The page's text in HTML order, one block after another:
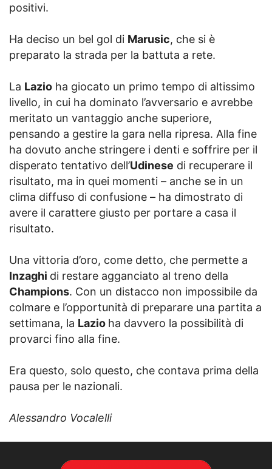
positivi.
Ha deciso un bel gol di Marusic, che si è
preparato la strada per la battuta a rete.
La Lazio ha giocato un primo tempo di altissimo
livello, in cui ha dominato l’avversario e avrebbe
meritato un vantaggio anche superiore,
pensando a gestire la gara nella ripresa. Alla fine
ha dovuto anche stringere i denti e soffrire per il
disperato tentativo dell’Udinese di recuperare il
risultato, ma in quei momenti – anche se in un
clima diffuso di confusione – ha dimostrato di
avere il carattere giusto per portare a casa il
risultato.
Una vittoria d’oro, come detto, che permette a
Inzaghi di restare agganciato al treno della
Champions. Con un distacco non impossibile da
colmare e l’opportunità di preparare una partita a
settimana, la Lazio ha davvero la possibilità di
provarci fino alla fine.
Era questo, solo questo, che contava prima della
pausa per le nazionali.
Alessandro Vocalelli